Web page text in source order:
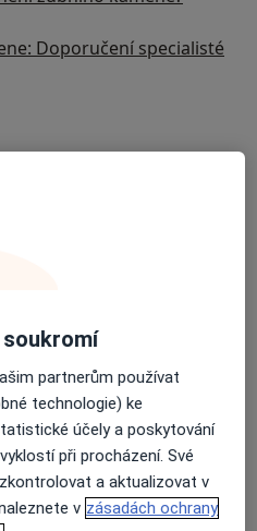
Doporučení specialisté
soukromí
partnerům používat
technologie) ke
účely a poskytování
při procházení. Své
a aktualizovat v
v zásadách ochrany